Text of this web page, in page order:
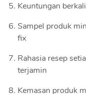
Keuntungan
Sampel produk
fix
Rahasia resep
terjamin
Kemasan produk